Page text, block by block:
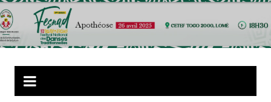
Aller
au
contenu